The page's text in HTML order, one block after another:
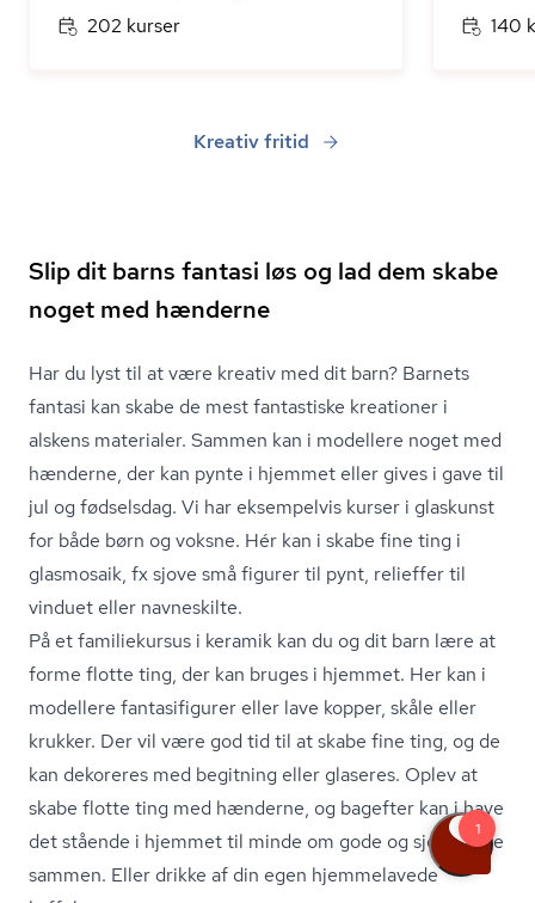
202 kurser 140
Kreativ fritid
Slip dit barns fantasi løs og lad dem skabe
noget med hænderne
Har du lyst til at være kreativ med dit barn? Barnets
fantasi kan skabe de mest fantastiske kreationer i
alskens materialer. Sammen kan i modellere noget med
hænderne, der kan pynte i hjemmet eller gives i gave til
jul og fødselsdag. Vi har eksempelvis kurser i glaskunst
for både børn og voksne. Hér kan i skabe fine ting i
glasmosaik, fx sjove små figurer til pynt, relieffer til
vinduet eller navneskilte.
På et familiekursus i keramik kan du og dit barn lære at
forme flotte ting, der kan bruges i hjemmet. Her kan i
modellere fantasifigurer eller lave kopper, skåle eller
krukker. Der vil være god tid til at skabe fine ting, og de
kan dekoreres med begitning eller glaseres. Oplev at
skabe flotte ting med hænderne, og bagefter kan i have
det stående i hjemmet til minde om gode og sjove dage
sammen. Eller drikke af din egen hjemmelavede